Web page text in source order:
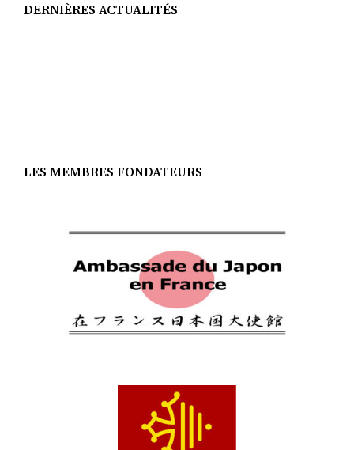
DERNIÈRES ACTUALITÉS
LES MEMBRES FONDATEURS